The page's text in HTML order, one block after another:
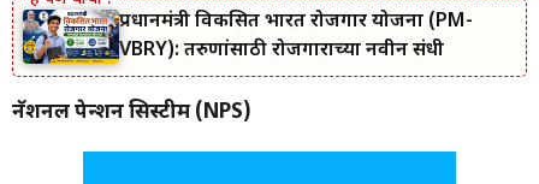
प्रधानमंत्री विकसित भारत रोजगार योजना (PM-
VBRY): तरुणांसाठी रोजगाराच्या नवीन संधी
नॅशनल पेन्शन सिस्टीम (NPS)